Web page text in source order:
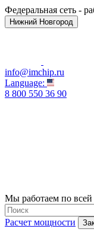
Федеральная сеть -
Нижний Новгород
info@imchip.ru
Language:
8 800 550 36 90
Мы работаем по всей
Расчет мощности